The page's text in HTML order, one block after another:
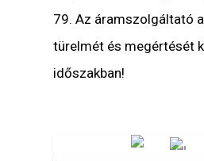
79. Az áramszolgáltató
türelmét és megértését
időszakban!